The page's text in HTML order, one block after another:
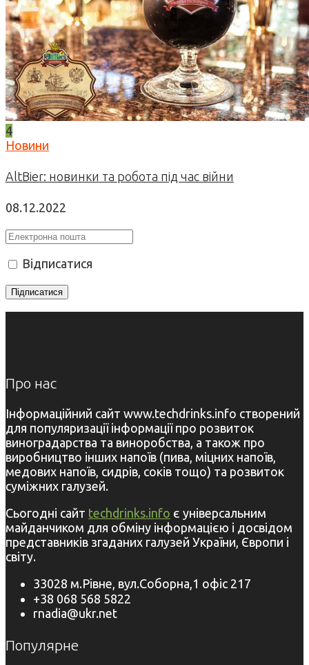
4
Новини
AltBier: новинки та робота під час війни
08.12.2022
Відписатися
Про нас
Інформаційний сайт www.techdrinks.info створений
для популяризації інформації про розвиток
виноградарства та виноробства, а також про
виробництво інших напоїв (пива, міцних напоїв,
медових напоїв, сидрів, соків тощо) та розвиток
суміжних галузей.
Сьогодні сайт techdrinks.info є універсальним
майданчиком для обміну інформацією і досвідом
представників згаданих галузей України, Європи і
світу.
33028 м.Рівне, вул.Соборна,1 офіс 217
+38 068 568 5822
rnadia@ukr.net
Популярне